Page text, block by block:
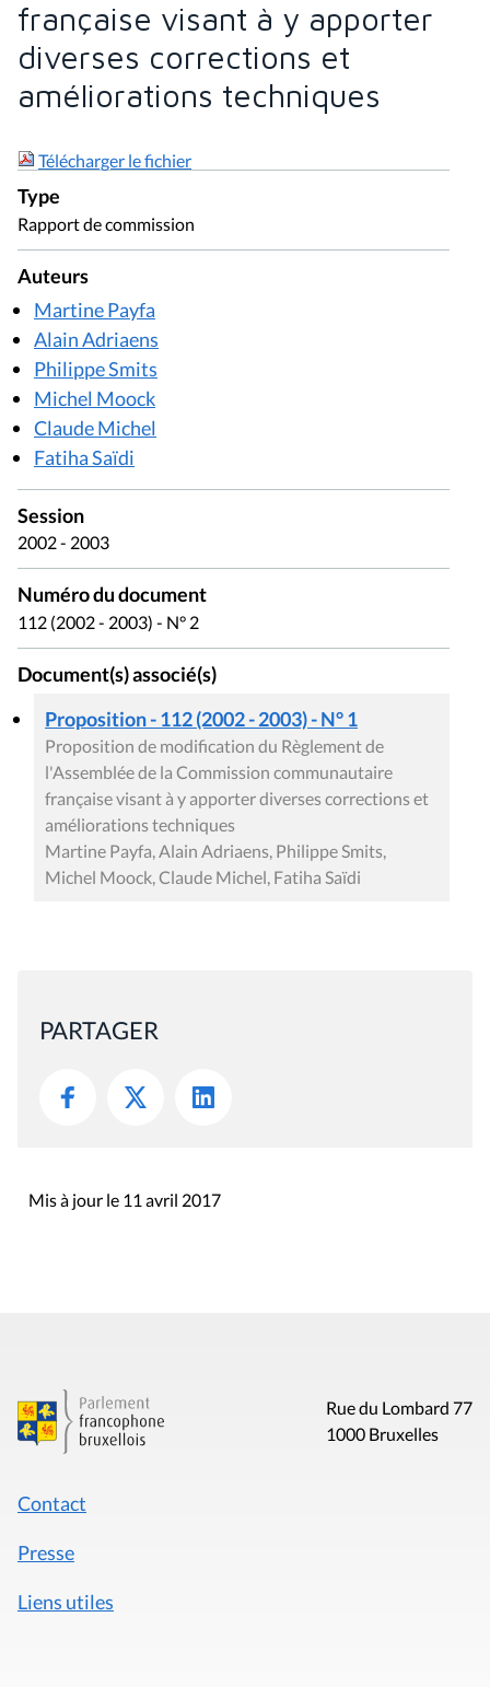
française visant à y apporter
diverses corrections et
améliorations techniques
Télécharger le fichier
Type
Rapport de commission
Auteurs
Martine Payfa
Alain Adriaens
Philippe Smits
Michel Moock
Claude Michel
Fatiha Saïdi
Session
2002 - 2003
Numéro du document
112 (2002 - 2003) - N° 2
Document(s) associé(s)
Proposition - 112 (2002 - 2003) - N° 1
Proposition de modification du Règlement de
l'Assemblée de la Commission communautaire
française visant à y apporter diverses corrections et
améliorations techniques
Martine Payfa, Alain Adriaens, Philippe Smits,
Michel Moock, Claude Michel, Fatiha Saïdi
PARTAGER
Mis à jour le 11 avril 2017
Rue du Lombard 77
1000 Bruxelles
Contact
Presse
Liens utiles